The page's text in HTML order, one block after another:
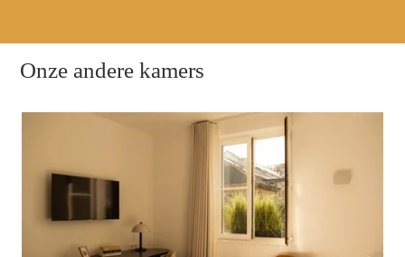
Onze andere kamers